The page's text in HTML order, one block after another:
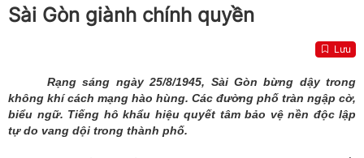
Sài Gòn giành chính quyền
Lưu
Rạng sáng ngày 25/8/1945, Sài Gòn bừng dậy trong
không khí cách mạng hào hùng. Các đường phố tràn ngập cờ,
biểu ngữ. Tiếng hô khẩu hiệu quyết tâm bảo vệ nền độc lập
tự do vang dội trong thành phố.